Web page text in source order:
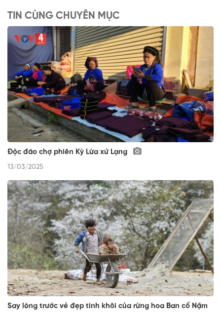
TIN CÙNG CHUYÊN MỤC
Độc đáo chợ phiên Kỳ Lừa xứ Lạng
13/03/2025
Say lòng trước vẻ đẹp tinh khôi của rừng hoa Ban cổ Nặm